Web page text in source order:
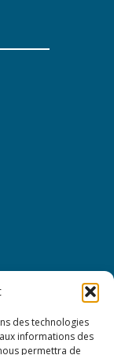
des technologies
informations des
permettra de